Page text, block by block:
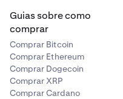
Guias sobre como
comprar
Comprar Bitcoin
Comprar Ethereum
Comprar Dogecoin
Comprar XRP
Comprar Cardano